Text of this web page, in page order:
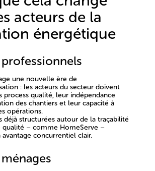
acteurs de la
énergétique
une nouvelle ère de
: les acteurs du secteur doivent
process qualité, leur indépendance
des chantiers et leur capacité à
opérations.
déjà structurées autour de la traçabilité
– comme HomeServe –
avantage concurrentiel clair.